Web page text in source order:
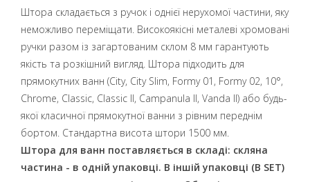
Штора складається з ручок і однієї нерухомої частини, яку
неможливо переміщати. Високоякісні металеві хромовані
ручки разом із загартованим склом 8 мм гарантують
якість та розкішний вигляд. Штора підходить для
прямокутних ванн (City, City Slim, Formy 01, Formy 02, 10°,
Chrome, Classic, Classic II, Campanula II, Vanda II) або будь-
якої класичної прямокутної ванни з рівним переднім
бортом. Стандартна висота штори 1500 мм.
Штора для ванн поставляється в складі: скляна
частина - в одній упаковці. В іншій упаковці (B SET)